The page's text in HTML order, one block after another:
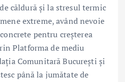
căldură și la stresul termic
extreme, având nevoie
pentru creșterea
Platforma de mediu
Comunitară București și
până la jumătate de